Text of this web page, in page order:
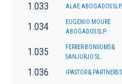
1.033 ALAE ABOGADOS SLP.
1.034
EUGENIO MOURE
ABOGADOS SLP.
1.035
FERRER-BONSOMS &
SANJURJO SL.
1.036 IPASTOR & PARTNERS